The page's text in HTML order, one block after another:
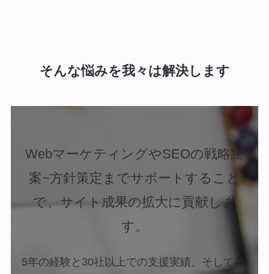
そんな悩みを我々は解決します
WebマーケティングやSEOの戦略立
案~方針策定までサポートすること
で、サイト成果の拡大に貢献しま
す。
5年の経験と30社以上での支援実績、そして超